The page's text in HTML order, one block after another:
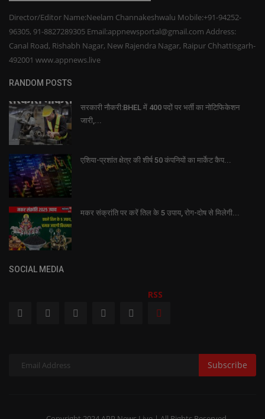
Director/Editor Name:Neelam Channakeshwalu Mobile:+91-94252-
96305, 91-8827289305 Email:appnewsportal@gmail.com Address:
Canal Road, Rishabh Nagar, New Rajendra Nagar, Raipur Chhattisgarh-
492001 www.appnews.live
RANDOM POSTS
सरकारी नौकरी:BHEL में 400 पदों पर भर्ती का नोटिफिकेशन
जारी,...
एशिया-प्रशांत क्षेत्र की शीर्ष 50 कंपनियों का मार्केट कैप...
मकर संक्रांति पर करें तिल के 5 उपाय, रोग-दोष से मिलेगी...
SOCIAL MEDIA
RSS
Subscribe